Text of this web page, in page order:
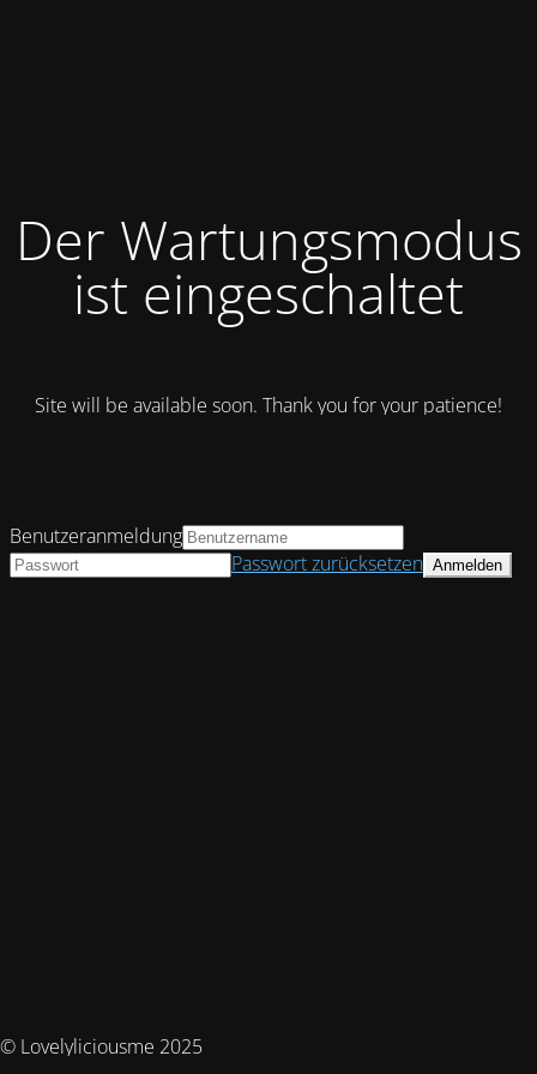
Der Wartungsmodus
ist eingeschaltet
Site will be available soon. Thank you for your patience!
© Lovelyliciousme 2025
Benutzeranmeldung
Passwort zurücksetzen